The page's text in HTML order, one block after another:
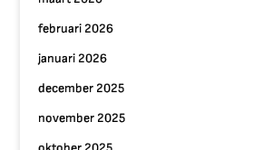
februari 2026
januari 2026
december 2025
november 2025